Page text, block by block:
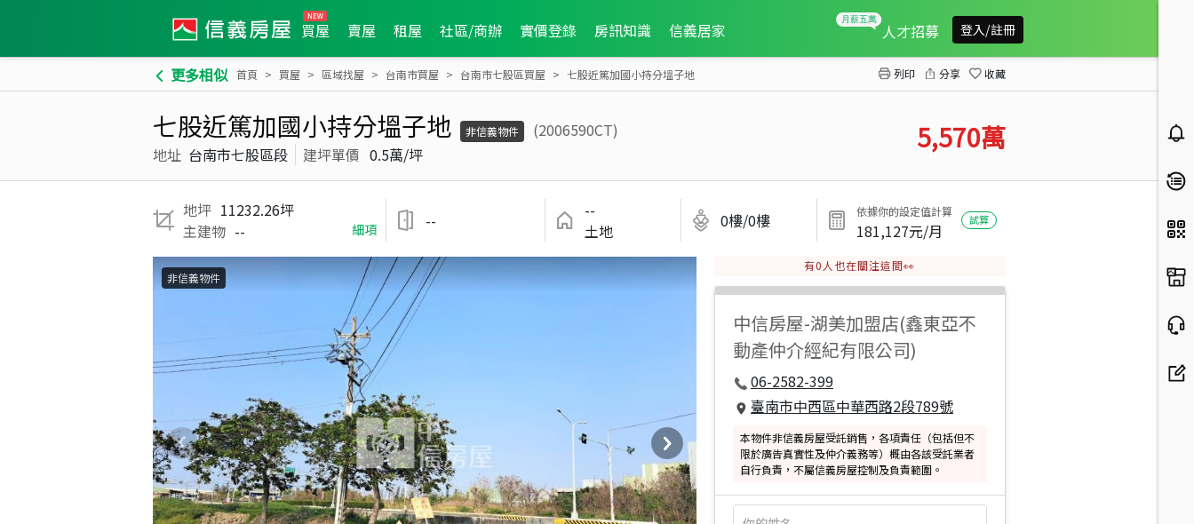
買屋 賣屋 租屋 社區/商辦 實價登錄 房訊知識 信義居家 人才招募 登入/註冊
更多相似 首頁 買屋 區域找屋 台南市買屋 台南市七股區買屋 七股近篤加國小持分塭子地 列印 分享 收藏
七股近篤加國小持分塭子地 非信義物件
(2006590CT)
地址 台南市七股區段 建坪單價 0.5萬/坪 5,570萬
地坪 11232.26坪
主建物 -- 細項 --
--
土地
0樓/0樓 依據你的設定值計算
181,127元/月
試算
非信義物件
有0 人也在關注這間👀
中信房屋-湖美加盟店(鑫東亞不
動產仲介經紀有限公司)
06-2582-399
臺南市中西區中華西路2段789號
本物件非信義房屋受託銷售，各項責任（包括但不
限於廣告真實性及仲介義務等）概由各該受託業者
自行負責，不屬信義房屋控制及負責範圍。